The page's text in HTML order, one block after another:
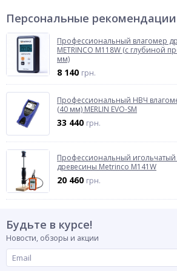
Персональные рекомендации
Профессиональный влагомер
METRINCO M118W (с глубиной
мм)
8 140 грн.
Профессиональный НВЧ
(40 мм) MERLIN EVO-SM
33 440 грн.
Профессиональный игольчатый
древесины Metrinco M141W
20 460 грн.
Будьте в курсе!
Новости, обзоры и акции